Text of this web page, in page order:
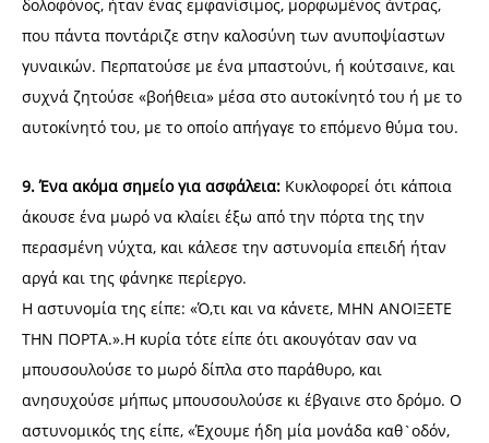
δολοφόνος, ήταν ένας εμφανίσιμος, μορφωμένος άντρας,
που πάντα ποντάριζε στην καλοσύνη των ανυποψίαστων
γυναικών. Περπατούσε με ένα μπαστούνι, ή κούτσαινε, και
συχνά ζητούσε «βοήθεια» μέσα στο αυτοκίνητό του ή με το
αυτοκίνητό του, με το οποίο απήγαγε το επόμενο θύμα του.
9. Ένα ακόμα σημείο για ασφάλεια: Κυκλοφορεί ότι κάποια
άκουσε ένα μωρό να κλαίει έξω από την πόρτα της την
περασμένη νύχτα, και κάλεσε την αστυνομία επειδή ήταν
αργά και της φάνηκε περίεργο.
Η αστυνομία της είπε: «Ό,τι και να κάνετε, ΜΗΝ ΑΝΟΙΞΕΤΕ
ΤΗΝ ΠΟΡΤΑ.».Η κυρία τότε είπε ότι ακουγόταν σαν να
μπουσουλούσε το μωρό δίπλα στο παράθυρο, και
ανησυχούσε μήπως μπουσουλούσε κι έβγαινε στο δρόμο. Ο
αστυνομικός της είπε, «Έχουμε ήδη μία μονάδα καθ`οδόν,